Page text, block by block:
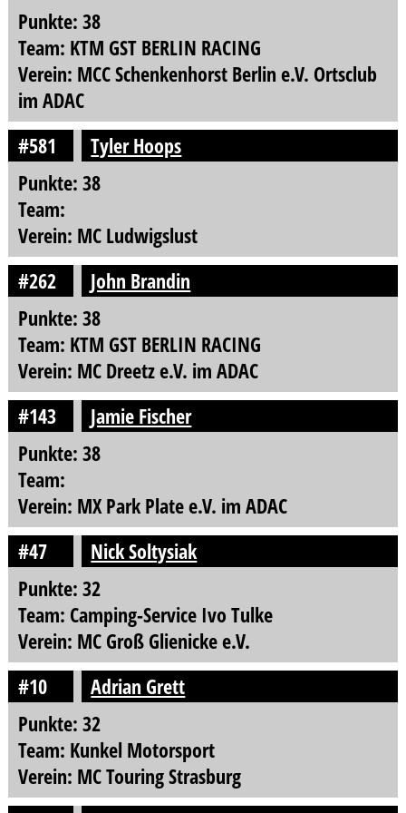
Punkte: 38
Team: KTM GST BERLIN RACING
Verein: MCC Schenkenhorst Berlin e.V. Ortsclub
im ADAC
#581
Tyler Hoops
Punkte: 38
Team:
Verein: MC Ludwigslust
#262
John Brandin
Punkte: 38
Team: KTM GST BERLIN RACING
Verein: MC Dreetz e.V. im ADAC
#143
Jamie Fischer
Punkte: 38
Team:
Verein: MX Park Plate e.V. im ADAC
#47
Nick Soltysiak
Punkte: 32
Team: Camping-Service Ivo Tulke
Verein: MC Groß Glienicke e.V.
#10
Adrian Grett
Punkte: 32
Team: Kunkel Motorsport
Verein: MC Touring Strasburg